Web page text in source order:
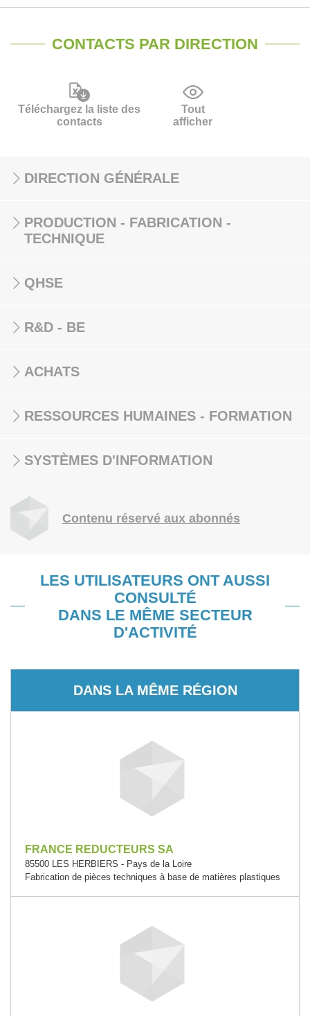
CONTACTS PAR DIRECTION
Téléchargez la liste des
contacts
Tout
afficher
DIRECTION GÉNÉRALE
PRODUCTION - FABRICATION -
TECHNIQUE
QHSE
R&D - BE
ACHATS
RESSOURCES HUMAINES - FORMATION
SYSTÈMES D'INFORMATION
Contenu réservé aux abonnés
LES UTILISATEURS ONT AUSSI
CONSULTÉ
DANS LE MÊME SECTEUR
D'ACTIVITÉ
DANS LA MÊME RÉGION
FRANCE REDUCTEURS SA
85500 LES HERBIERS - Pays de la Loire
Fabrication de pièces techniques à base de matières plastiques